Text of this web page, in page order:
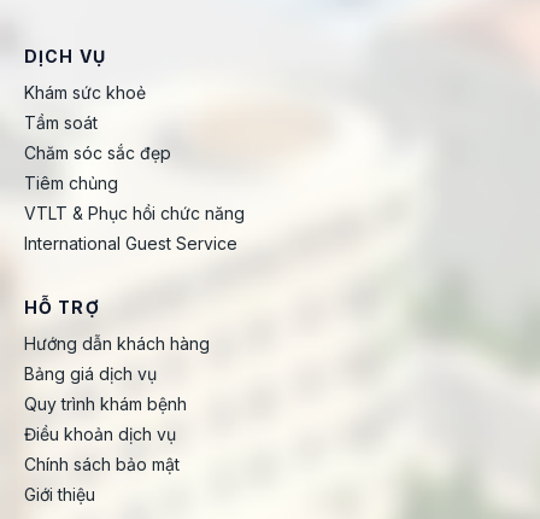
DỊCH VỤ
Khám sức khoẻ
Tầm soát
Chăm sóc sắc đẹp
Tiêm chủng
VTLT & Phục hồi chức năng
International Guest Service
HỖ TRỢ
Hướng dẫn khách hàng
Bảng giá dịch vụ
Quy trình khám bệnh
Điều khoản dịch vụ
Chính sách bảo mật
Giới thiệu